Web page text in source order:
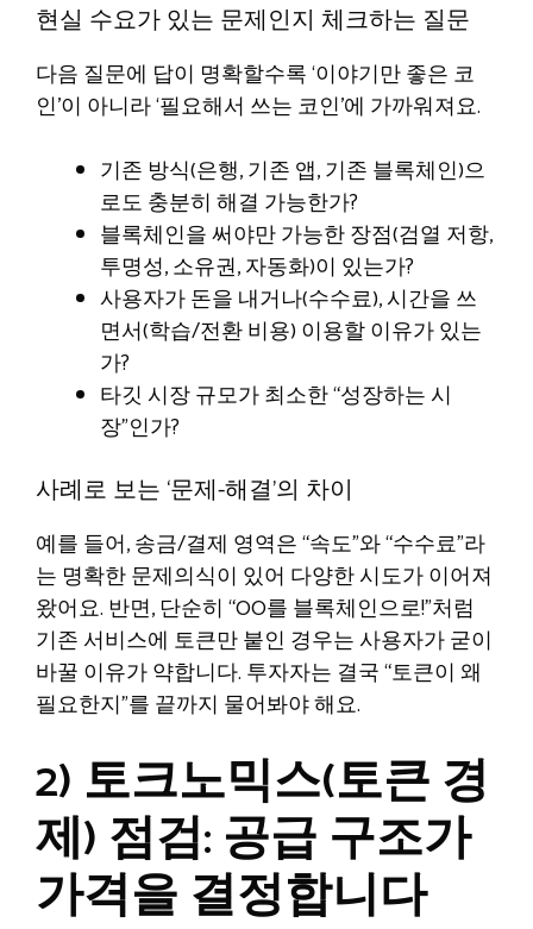
현실 수요가 있는 문제인지 체크하는 질문
다음 질문에 답이 명확할수록 ‘이야기만 좋은 코
인’이 아니라 ‘필요해서 쓰는 코인’에 가까워져요.
기존 방식(은행, 기존 앱, 기존 블록체인)으
로도 충분히 해결 가능한가?
블록체인을 써야만 가능한 장점(검열 저항,
투명성, 소유권, 자동화)이 있는가?
사용자가 돈을 내거나(수수료), 시간을 쓰
면서(학습/전환 비용) 이용할 이유가 있는
가?
타깃 시장 규모가 최소한 “성장하는 시
장”인가?
사례로 보는 ‘문제-해결’의 차이
예를 들어, 송금/결제 영역은 “속도”와 “수수료”라
는 명확한 문제의식이 있어 다양한 시도가 이어져
왔어요. 반면, 단순히 “OO를 블록체인으로!”처럼
기존 서비스에 토큰만 붙인 경우는 사용자가 굳이
바꿀 이유가 약합니다. 투자자는 결국 “토큰이 왜
필요한지”를 끝까지 물어봐야 해요.
2) 토크노믹스(토큰 경
제) 점검: 공급 구조가
가격을 결정합니다